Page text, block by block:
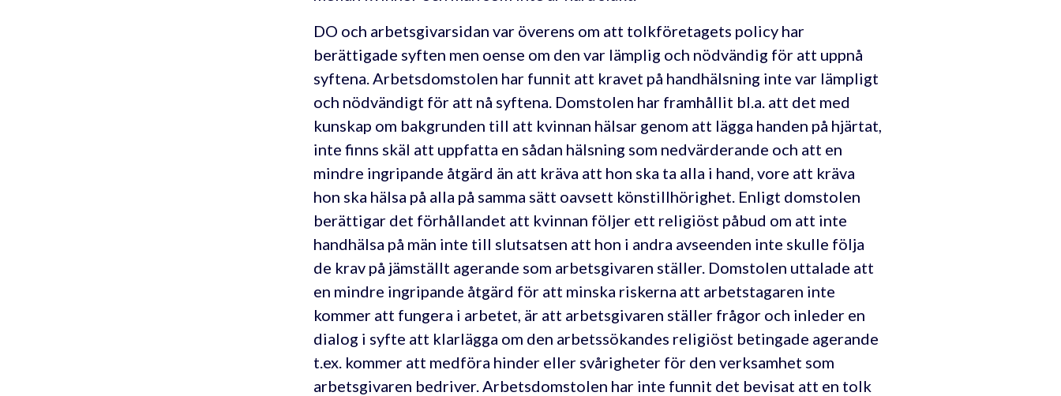
DO och arbetsgivarsidan var överens om att tolkföretagets policy har
berättigade syften men oense om den var lämplig och nödvändig för att uppnå
syftena. Arbetsdomstolen har funnit att kravet på handhälsning inte var lämpligt
och nödvändigt för att nå syftena. Domstolen har framhållit bl.a. att det med
kunskap om bakgrunden till att kvinnan hälsar genom att lägga handen på hjärtat,
inte finns skäl att uppfatta en sådan hälsning som nedvärderande och att en
mindre ingripande åtgärd än att kräva att hon ska ta alla i hand, vore att kräva
hon ska hälsa på alla på samma sätt oavsett könstillhörighet. Enligt domstolen
berättigar det förhållandet att kvinnan följer ett religiöst påbud om att inte
handhälsa på män inte till slutsatsen att hon i andra avseenden inte skulle följa
de krav på jämställt agerande som arbetsgivaren ställer. Domstolen uttalade att
en mindre ingripande åtgärd för att minska riskerna att arbetstagaren inte
kommer att fungera i arbetet, är att arbetsgivaren ställer frågor och inleder en
dialog i syfte att klarlägga om den arbetssökandes religiöst betingade agerande
t.ex. kommer att medföra hinder eller svårigheter för den verksamhet som
arbetsgivaren bedriver. Arbetsdomstolen har inte funnit det bevisat att en tolk